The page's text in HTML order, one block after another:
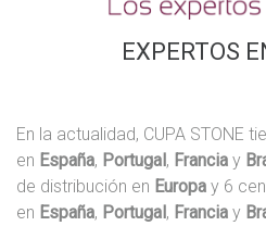
E
EXPERTOS
En la actualidad, CUPA STONE
en España, Portugal, Francia y
de distribución en Europa y 6
en España, Portugal, Francia y